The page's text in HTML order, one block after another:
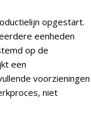
opgestart.
eenheden
op de
een
voorzieningen
niet